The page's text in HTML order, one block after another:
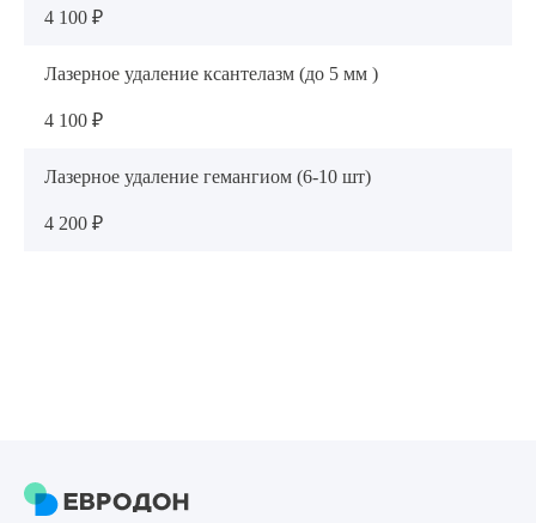
4 100 ₽
Лазерное удаление ксантелазм (до 5 мм )
4 100 ₽
Лазерное удаление гемангиом (6-10 шт)
4 200 ₽